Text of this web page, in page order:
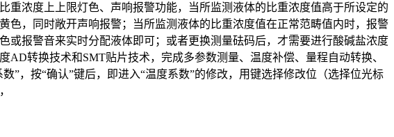
浓度上上限灯色、声响报警功能，当所监测液体的比重浓度值高于所设定的
，同时敞开声响报警；当所监测液体的比重浓度值在正常范畴值内时，报警
报警音来实时分配液体即可；或者更换测量砝码后，才需要进行酸碱盐浓度
转换技术和SMT贴片技术，完成多参数测量、温度补偿、量程自动转换、
”，按“确认”键后，即进入“温度系数”的修改，用键选择修改位（选择位光标